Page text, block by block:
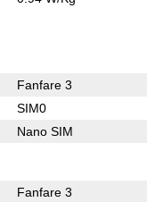
Fanfare 3
SIM0
Nano SIM
Fanfare 3